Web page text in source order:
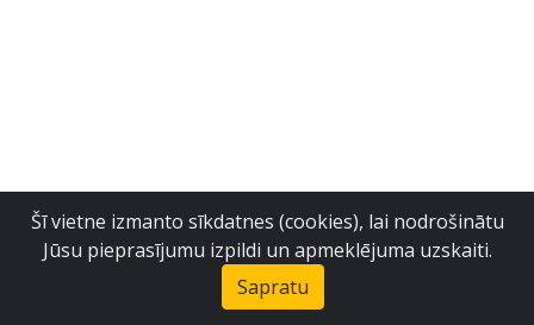
Šī vietne izmanto sīkdatnes (cookies), lai nodrošinātu
Jūsu pieprasījumu izpildi un apmeklējuma uzskaiti.
Sapratu